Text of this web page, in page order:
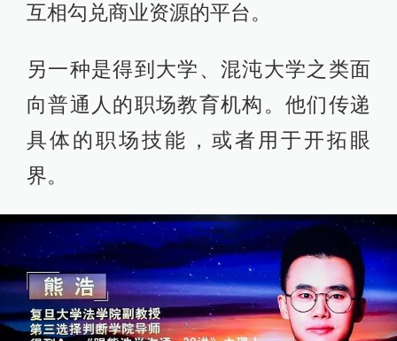
互相勾兑商业资源的平台。
另一种是得到大学、混沌大学之类面
向普通人的职场教育机构。他们传递
具体的职场技能，或者用于开拓眼
界。